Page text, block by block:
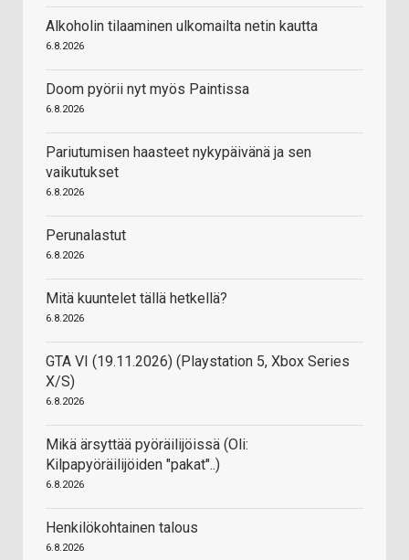
Alkoholin tilaaminen ulkomailta netin kautta
6.8.2026
Doom pyörii nyt myös Paintissa
6.8.2026
Pariutumisen haasteet nykypäivänä ja sen
vaikutukset
6.8.2026
Perunalastut
6.8.2026
Mitä kuuntelet tällä hetkellä?
6.8.2026
GTA VI (19.11.2026) (Playstation 5, Xbox Series
X/S)
6.8.2026
Mikä ärsyttää pyöräilijöissä (Oli:
Kilpapyöräilijöiden "pakat"..)
6.8.2026
Henkilökohtainen talous
6.8.2026